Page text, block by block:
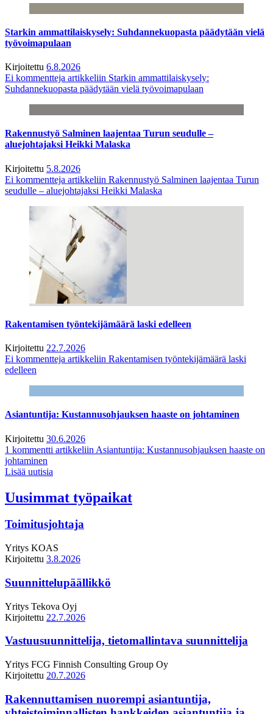
Starkin ammattilaiskysely: Suhdannekuopasta päädytään vielä
työvoimapulaan
Kirjoitettu 6.8.2026
Ei kommentteja artikkeliin Starkin ammattilaiskysely:
Suhdannekuopasta päädytään vielä työvoimapulaan
Rakennustyö Salminen laajentaa Turun seudulle –
aluejohtajaksi Heikki Malaska
Kirjoitettu 5.8.2026
Ei kommentteja artikkeliin Rakennustyö Salminen laajentaa Turun
seudulle – aluejohtajaksi Heikki Malaska
Rakentamisen työntekijämäärä laski edelleen
Kirjoitettu 22.7.2026
Ei kommentteja artikkeliin Rakentamisen työntekijämäärä laski
edelleen
Asiantuntija: Kustannusohjauksen haaste on johtaminen
Kirjoitettu 30.6.2026
1 kommentti artikkeliin Asiantuntija: Kustannusohjauksen haaste on
johtaminen
Lisää uutisia
Uusimmat työpaikat
Toimitusjohtaja
Yritys KOAS
Kirjoitettu 3.8.2026
Suunnittelupäällikkö
Yritys Tekova Oyj
Kirjoitettu 22.7.2026
Vastuusuunnittelija, tietomallintava suunnittelija
Yritys FCG Finnish Consulting Group Oy
Kirjoitettu 20.7.2026
Rakennuttamisen nuorempi asiantuntija,